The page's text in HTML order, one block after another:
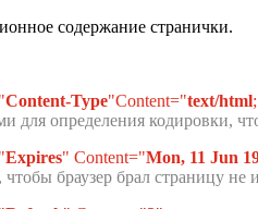
содержание странички.
Content-Type"Content="text/html
для определения кодировки,
Expires" Content="Mon, 11 Jun
чтобы браузер брал страницу не